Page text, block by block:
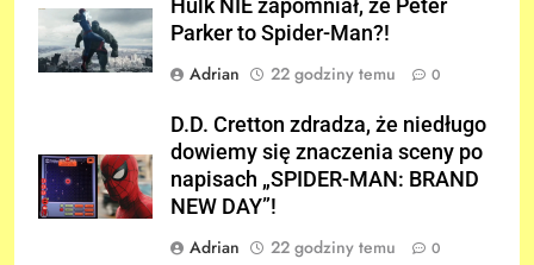
Hulk NIE zapomniał, że Peter
Parker to Spider-Man?!
Adrian
22 godziny temu 0
D.D. Cretton zdradza, że niedługo
dowiemy się znaczenia sceny po
napisach „SPIDER-MAN: BRAND
NEW DAY”!
Adrian
22 godziny temu 0